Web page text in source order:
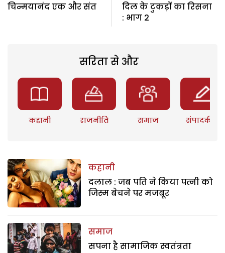
चिन्मयानंद एक और संत
दिल के टुकड़ों का रिसना
: भाग 2
सरिता से और
कहानी राजनीति समाज संपादकीय
कहानी
दलाल : जब पति ने किया पत्नी को
जिस्म बेचने पर मजबूर
समाज
सपना है सामाजिक स्वतंत्रता